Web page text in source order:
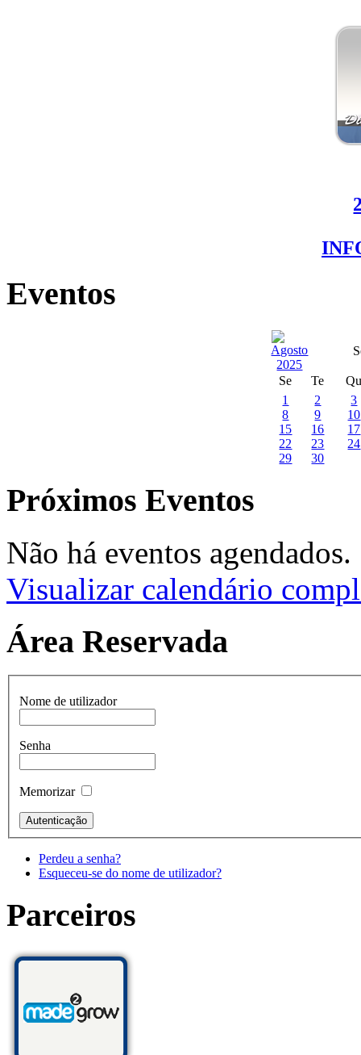
Eventos
Se Te
1
2
3
8
9
10
15
16
17
22
23
24
29
30
Próximos Eventos
Não há eventos agendados.
Visualizar calendário
Área Reservada
Nome de utilizador
Senha
Memorizar
Perdeu a senha?
Esqueceu-se do nome de utilizador?
Parceiros